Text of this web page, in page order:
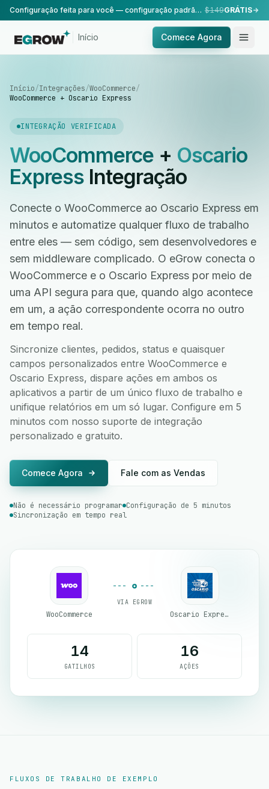
Configuração feita para você — configuração padrão, realizada pela nossa equipe. $149GRÁTIS
Início Comece Agora
Início/Integrações/WooCommerce/
WooCommerce + Oscario Express
INTEGRAÇÃO VERIFICADA
WooCommerce+ Oscario
ExpressIntegração
Conecte o WooCommerce ao Oscario Express em
minutos e automatize qualquer fluxo de trabalho
entre eles — sem código, sem desenvolvedores e
sem middleware complicado. O eGrow conecta o
WooCommerce e o Oscario Express por meio de
uma API segura para que, quando algo acontece
em um, a ação correspondente ocorra no outro
em tempo real.
Sincronize clientes, pedidos, status e quaisquer
campos personalizados entre WooCommerce e
Oscario Express, dispare ações em ambos os
aplicativos a partir de um único fluxo de trabalho e
unifique relatórios em um só lugar. Configure em 5
minutos com nosso suporte de integração
personalizado e gratuito.
Comece Agora Fale com as Vendas
Não é necessário programar Configuração de 5 minutos
Sincronização em tempo real
WooCommerce
VIA EGROW
Oscario Express
14
GATILHOS
16
AÇÕES
FLUXOS DE TRABALHO DE EXEMPLO